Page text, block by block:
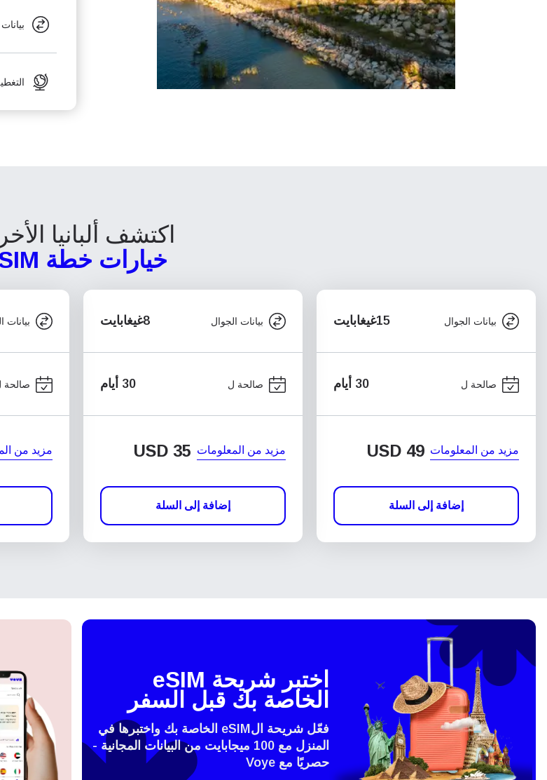
اكتشف ألبانيا
خيارات خطة eSIM
بيانات الجوال 15غيغابايت
صالحة ل 30 أيام
مزيد من المعلومات USD 49
إضافة إلى السلة
بيانات الجوال 8غيغابايت
صالحة ل 30 أيام
مزيد من المعلومات USD 35
إضافة إلى السلة
بيانات
صالحة
مزيد من
إغلاق النافذة
اختبر شريحة eSIM
الخاصة بك قبل السفر
فعّل شريحة الeSIM الخاصة بك واختبرها في
المنزل مع 100 ميجابايت من البيانات المجانية -
حصريًا مع Voye
تسجيل الدخول أو إنشاء